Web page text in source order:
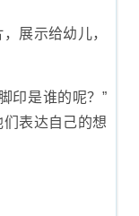
展示给幼儿，
印是谁的呢？”
表达自己的想